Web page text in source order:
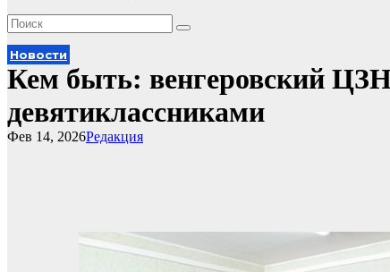
Новости
Кем быть: венгеровский ЦЗН
девятиклассниками
Редакция
Фев 14, 2026